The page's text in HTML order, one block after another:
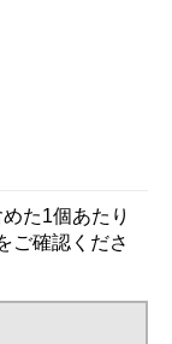
た1個あたり
ご確認くださ